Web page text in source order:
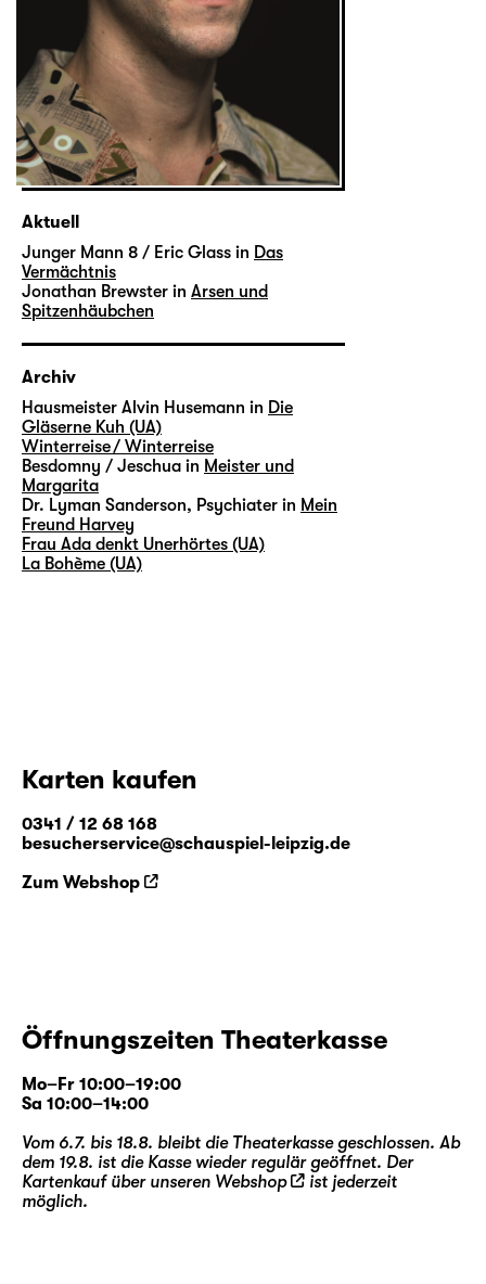
Aktuell
Junger Mann 8 / Eric Glass in Das
Vermächtnis
Jonathan Brewster in Arsen und
Spitzenhäubchen
Archiv
Hausmeister Alvin Husemann in Die
Gläserne Kuh (UA)
Winterreise / Winterreise
Besdomny / Jeschua in Meister und
Margarita
Dr. Lyman Sanderson, Psychiater in Mein
Freund Harvey
Frau Ada denkt Unerhörtes (UA)
La Bohème (UA)
Karten kaufen
0341 / 12 68 168
besucherservice@schauspiel-leipzig.de
Zum Webshop
Öffnungszeiten Theaterkasse
Mo–Fr 10:00–19:00
Sa 10:00–14:00
Vom 6.7. bis 18.8. bleibt die Theaterkasse geschlossen. Ab
dem 19.8. ist die Kasse wieder regulär geöffnet. Der
Kartenkauf über unseren Webshop
ist jederzeit
möglich.